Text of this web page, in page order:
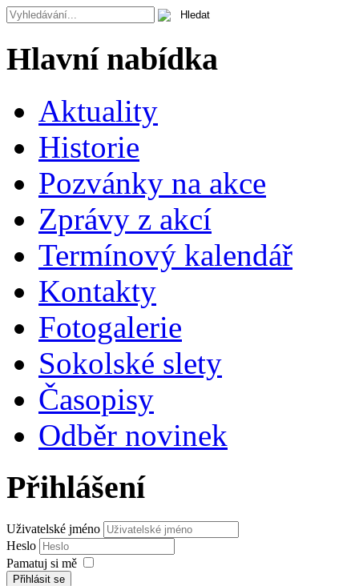
Hlavní nabídka
Aktuality
Historie
Pozvánky na akce
Zprávy z akcí
Termínový kalendář
Kontakty
Fotogalerie
Sokolské slety
Časopisy
Odběr novinek
Přihlášení
Uživatelské jméno
Heslo
Pamatuj si mě
Přihlásit se